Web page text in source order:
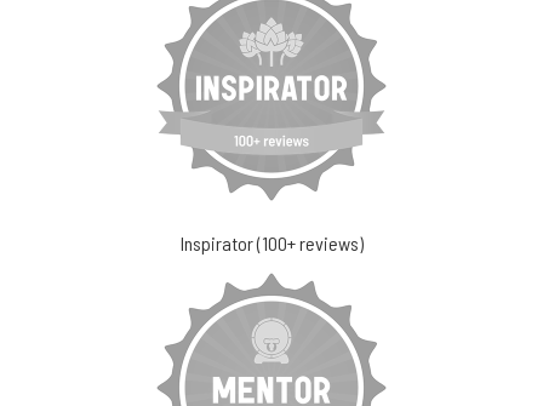
Inspirator (100+ reviews)